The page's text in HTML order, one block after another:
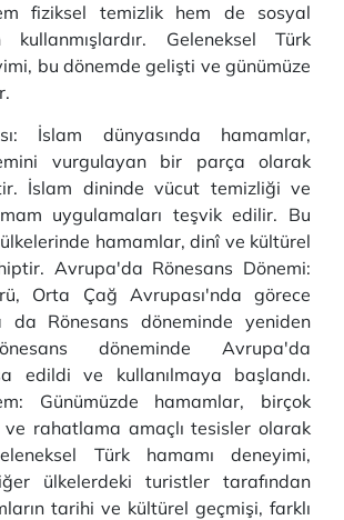
fiziksel temizlik hem de sosyal
Geleneksel Türk
bu dönemde gelişti ve günümüze
İslam dünyasında hamamlar,
vurgulayan bir parça olarak
İslam dininde vücut temizliği ve
uygulamaları teşvik edilir. Bu
hamamlar, dinî ve kültürel
Avrupa'da Rönesans Dönemi:
Orta Çağ Avrupası'nda görece
da Rönesans döneminde yeniden
döneminde Avrupa'da
edildi ve kullanılmaya başlandı.
Günümüzde hamamlar, birçok
rahatlama amaçlı tesisler olarak
Türk hamamı deneyimi,
ülkelerdeki turistler tarafından
tarihi ve kültürel geçmişi, farklı